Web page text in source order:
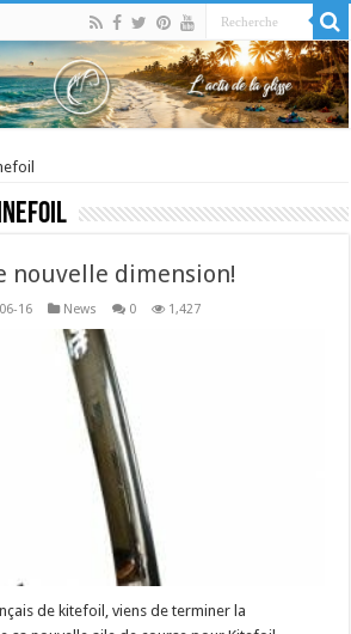
nouvelle dimension!
16 News 0 1,427
de kitefoil, viens de terminer la